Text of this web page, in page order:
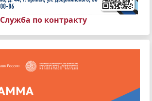
Служба по контракту